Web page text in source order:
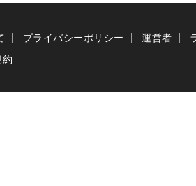
プライバシーポリシー 運営者
約